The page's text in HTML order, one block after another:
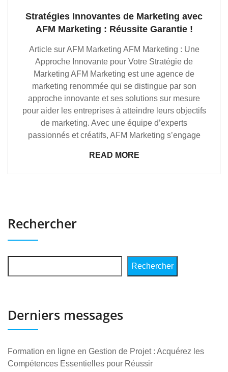
Stratégies Innovantes de Marketing avec
AFM Marketing : Réussite Garantie !
Article sur AFM Marketing AFM Marketing : Une
Approche Innovante pour Votre Stratégie de
Marketing AFM Marketing est une agence de
marketing renommée qui se distingue par son
approche innovante et ses solutions sur mesure
pour aider les entreprises à atteindre leurs objectifs
de marketing. Avec une équipe d’experts
passionnés et créatifs, AFM Marketing s’engage
READ MORE
Rechercher
Rechercher
Derniers messages
Formation en ligne en Gestion de Projet : Acquérez les
Compétences Essentielles pour Réussir